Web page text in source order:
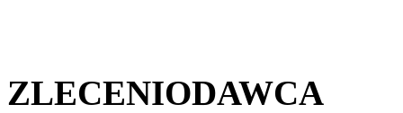
ZLECENIODAWCA